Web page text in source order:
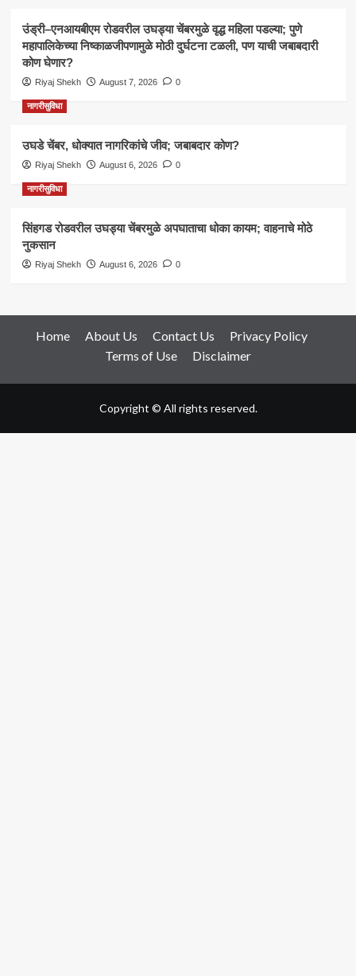
उंड्री–एनआयबीएम रोडवरील उघड्या चेंबरमुळे वृद्ध महिला पडल्या; पुणे
महापालिकेच्या निष्काळजीपणामुळे मोठी दुर्घटना टळली, पण याची जबाबदारी
कोण घेणार?
Riyaj Shekh August 7, 2026 0
नागरीसुविधा
उघडे चेंबर, धोक्यात नागरिकांचे जीव; जबाबदार कोण?
Riyaj Shekh August 6, 2026 0
नागरीसुविधा
सिंहगड रोडवरील उघड्या चेंबरमुळे अपघाताचा धोका कायम; वाहनाचे मोठे
नुकसान
Riyaj Shekh August 6, 2026 0
Home About Us Contact Us
Privacy Policy
Terms of Use
Disclaimer